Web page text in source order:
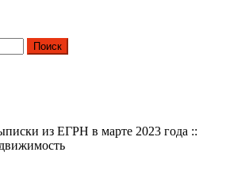
из ЕГРН в марте 2023 года ::